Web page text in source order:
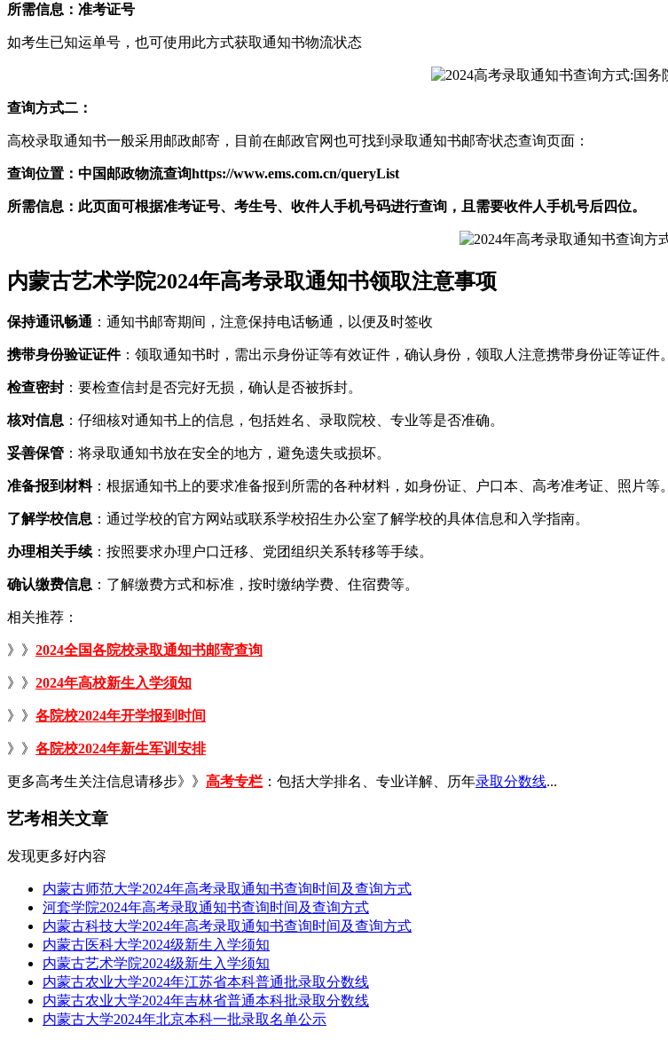
所需信息：准考证号
如考生已知运单号，也可使用此方式获取通知书物流状态
查询方式二：
高校录取通知书一般采用邮政邮寄，目前在邮政官网也可找到录取通知书邮寄状态查询页面：
查询位置：中国邮政物流查询https://www.ems.com.cn/queryList
所需信息：此页面可根据准考证号、考生号、收件人手机号码进行查询，且需要收件人手机号后四位。
内蒙古艺术学院2024年高考录取通知书领取注意事项
保持通讯畅通 ：通知书邮寄期间，注意保持电话畅通，以便及时签收
携带身份验证证件：领取通知书时，需出示身份证等有效证件，确认身份，领取人注意携带身份证等证件。
检查密封 ：要检查信封是否完好无损，确认是否被拆封。
核对信息 ：仔细核对通知书上的信息，包括姓名、录取院校、专业等是否准确。
妥善保管 ：将录取通知书放在安全的地方，避免遗失或损坏。
准备报到材料：根据通知书上的要求准备报到所需的各种材料，如身份证、户口本、高考准考证、照片等。
了解学校信息 ：通过学校的官方网站或联系学校招生办公室了解学校的具体信息和入学指南。
办理相关手续：按照要求办理户口迁移、党团组织关系转移等手续。
确认缴费信息 ：了解缴费方式和标准，按时缴纳学费、住宿费等。
相关推荐：
》》 2024全国各院校录取通知书邮寄查询
》》 2024年高校新生入学须知
》》 各院校2024年开学报到时间
》》 各院校2024年新生军训安排
更多高考生关注信息请移步》》 高考专栏 ：包括大学排名、专业详解、历年录取分数线...
艺考相关文章
发现更多好内容
内蒙古师范大学2024年高考录取通知书查询时间及查询方式
河套学院2024年高考录取通知书查询时间及查询方式
内蒙古科技大学2024年高考录取通知书查询时间及查询方式
内蒙古医科大学2024级新生入学须知
内蒙古艺术学院2024级新生入学须知
内蒙古农业大学2024年江苏省本科普通批录取分数线
内蒙古农业大学2024年吉林省普通本科批录取分数线
内蒙古大学2024年北京本科一批录取名单公示